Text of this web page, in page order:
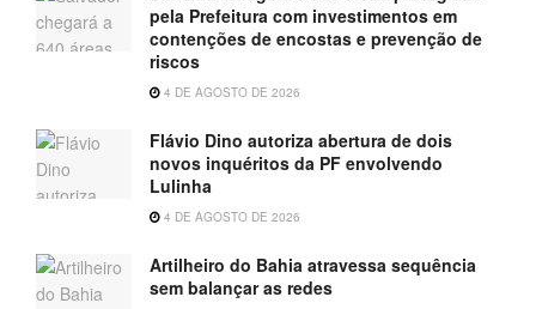
pela Prefeitura com investimentos em
contenções de encostas e prevenção de
riscos
4 DE AGOSTO DE 2026
Flávio Dino autoriza abertura de dois
novos inquéritos da PF envolvendo
Lulinha
4 DE AGOSTO DE 2026
Artilheiro do Bahia atravessa sequência
sem balançar as redes